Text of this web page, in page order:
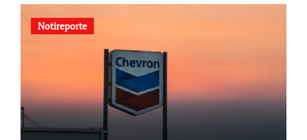
Notireporte